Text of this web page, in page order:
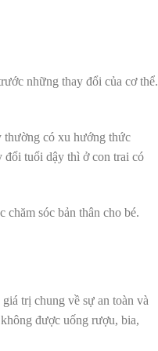
những thay đổi của cơ thể.
thường có xu hướng thức
đổi tuổi dậy thì ở con trai có
chăm sóc bản thân cho bé.
trị chung về sự an toàn và
được uống rượu, bia,